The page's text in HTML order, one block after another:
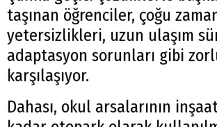
taşınan öğrenciler, çoğu
yetersizlikleri, uzun ulaşım
adaptasyon sorunları gibi
karşılaşıyor.
Dahası, okul arsalarının